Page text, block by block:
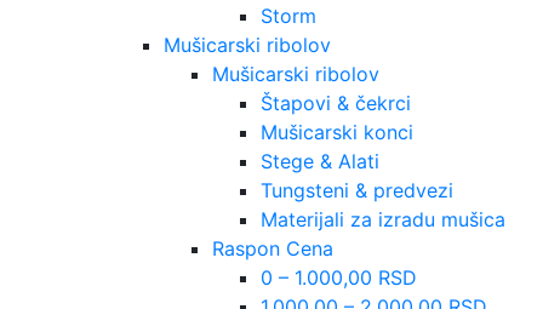
Storm
Mušicarski ribolov
Mušicarski ribolov
Štapovi & čekrci
Mušicarski konci
Stege & Alati
Tungsteni & predvezi
Materijali za izradu mušica
Raspon Cena
0 – 1.000,00 RSD